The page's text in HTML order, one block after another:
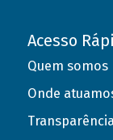
Acesso
Quem somos
Onde